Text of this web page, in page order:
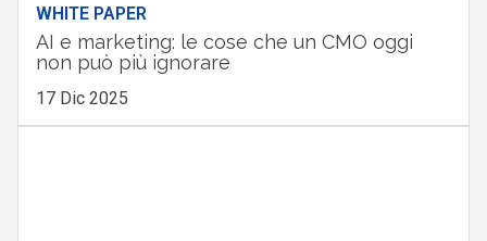
WHITE PAPER
AI e marketing: le cose che un CMO oggi
non può più ignorare
17 Dic 2025